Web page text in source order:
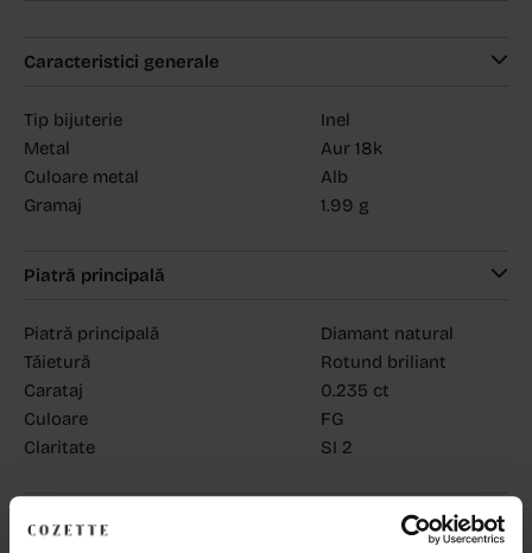
Caracteristici generale
Tip bijuterie
Inel
Metal
Aur 18k
Culoare metal
Alb
Gramaj
1.99 g
Piatră principală
Piatră principală
Diamant natural
Tăietură
Rotund briliant
Carataj
0.235 ct
Culoare
FG
Claritate
SI 2
MAGAZINELE COZETTE